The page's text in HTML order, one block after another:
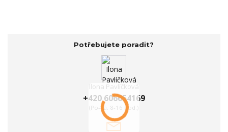
Potřebujete poradit?
Ilona Pavlíčková
+420 606654169
(Po-Pá, 8-16 hod.)